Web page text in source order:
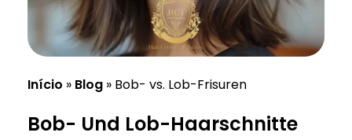
Início » Blog » Bob- vs. Lob-Frisuren
Bob- Und Lob-Haarschnitte